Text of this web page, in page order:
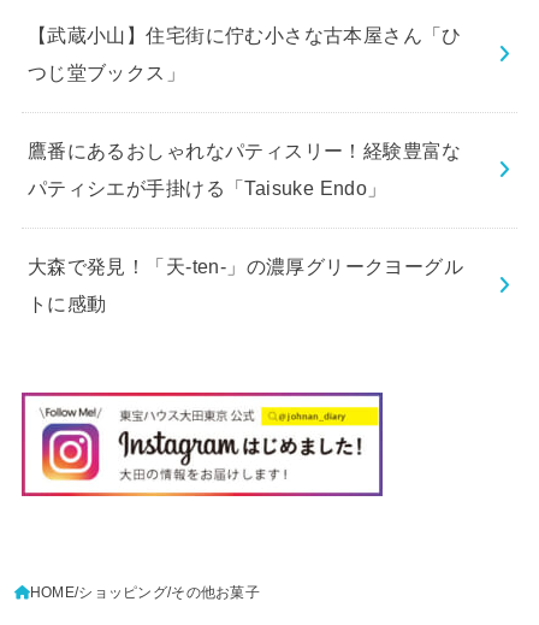
【武蔵小山】住宅街に佇む小さな古本屋さん「ひ
つじ堂ブックス」
鷹番にあるおしゃれなパティスリー！経験豊富な
パティシエが手掛ける「Taisuke Endo」
大森で発見！「天-ten-」の濃厚グリークヨーグル
トに感動
HOME ショッピング その他お菓子